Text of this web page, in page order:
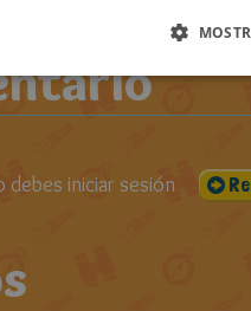
iniciar sesión